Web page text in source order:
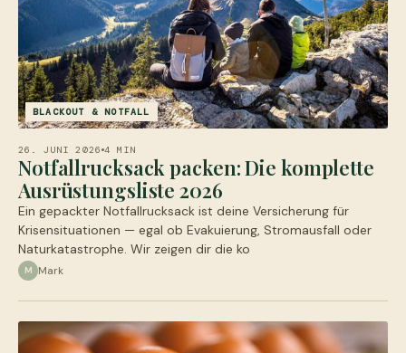
BLACKOUT & NOTFALL
26. JUNI 2026 4 MIN
Notfallrucksack packen: Die komplette
Ausrüstungsliste 2026
Ein gepackter Notfallrucksack ist deine Versicherung für
Krisensituationen — egal ob Evakuierung, Stromausfall oder
Naturkatastrophe. Wir zeigen dir die ko
M Mark